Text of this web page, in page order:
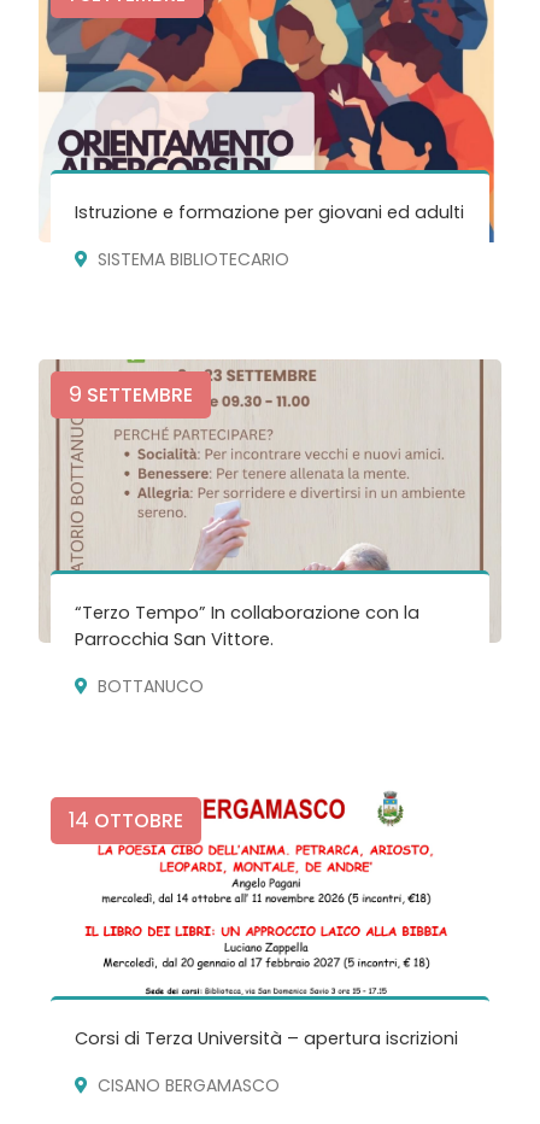
Istruzione e formazione per giovani ed adulti
SISTEMA BIBLIOTECARIO
9 SETTEMBRE
“Terzo Tempo” In collaborazione con la
Parrocchia San Vittore.
BOTTANUCO
14 OTTOBRE
Corsi di Terza Università – apertura iscrizioni
CISANO BERGAMASCO